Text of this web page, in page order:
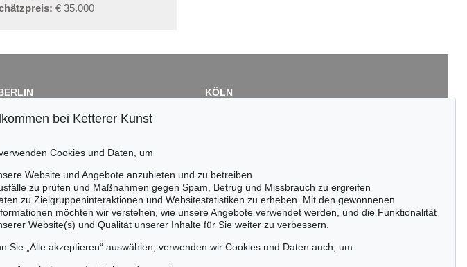
€ 35.000
70
+49 (0)30 88 67 53-63
KÖLN
Auktion mehr verpassen!
informieren Sie rechtzeitig.
bei Ketterer Kunst
Cookies und Daten, um
Website und Angebote anzubieten und zu betreiben
zu prüfen und Maßnahmen gegen Spam, Betrug und Missbrauch zu ergreifen
zu Zielgruppeninteraktionen und Websitestatistiken zu erheben. Mit den gewonnenen
möchten wir verstehen, wie unsere Angebote verwendet werden, und die Funktionalität
Website(s) und Qualität unserer Inhalte für Sie weiter zu verbessern.
Sie „Alle akzeptieren“ auswählen, verwenden wir Cookies und Daten auch, um